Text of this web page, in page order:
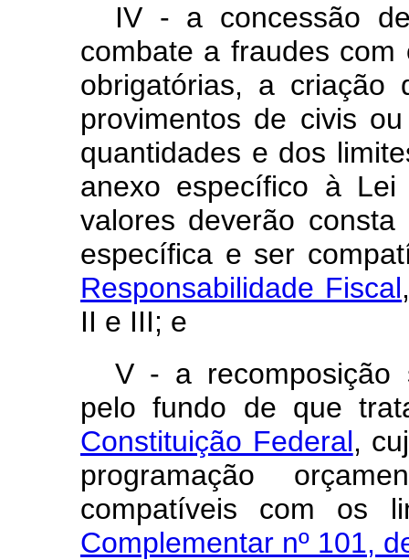
IV - a concessão
combate a fraudes
obrigatórias, a
provimentos de civis
quantidades e dos
anexo específico à
valores deverão
específica e ser
Responsabilidade Fiscal
II e III; e
V - a recomposição
pelo fundo de que
Constituição Federal,
programação
compatíveis com os
Complementar nº 101,